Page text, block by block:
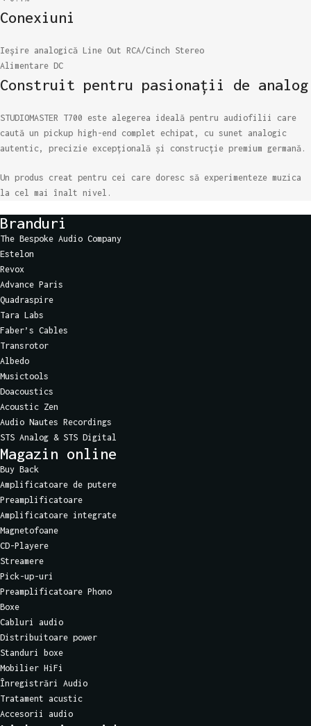
Conexiuni
Ieșire analogică Line Out RCA/Cinch Stereo
Alimentare DC
Construit pentru pasionații de analog
STUDIOMASTER T700 este alegerea ideală pentru audiofilii care
caută un pickup high-end complet echipat, cu sunet analogic
autentic, precizie excepțională și construcție premium germană.
Un produs creat pentru cei care doresc să experimenteze muzica
la cel mai înalt nivel.
Branduri
The Bespoke Audio Company
Estelon
Revox
Advance Paris
Quadraspire
Tara Labs
Faber’s Cables
Transrotor
Albedo
Musictools
Doacoustics
Acoustic Zen
Audio Nautes Recordings
STS Analog & STS Digital
Magazin online
Buy Back
Amplificatoare de putere
Preamplificatoare
Amplificatoare integrate
Magnetofoane
CD-Playere
Streamere
Pick-up-uri
Preamplificatoare Phono
Boxe
Cabluri audio
Distribuitoare power
Standuri boxe
Mobilier HiFi
Înregistrări Audio
Tratament acustic
Accesorii audio